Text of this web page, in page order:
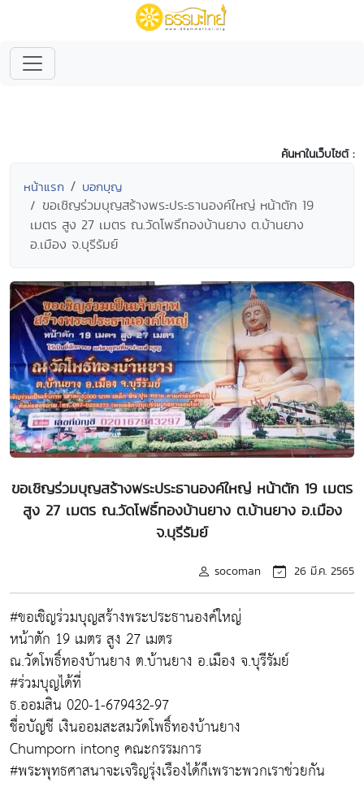
ค้นหาในเว็บไซต์ :
หน้าแรก บอกบุญ
ขอเชิญร่วมบุญสร้างพระประธานองค์ใหญ่ หน้าตัก 19
เมตร สูง 27 เมตร ณ.วัดโพธิ์ทองบ้านยาง ต.บ้านยาง
อ.เมือง จ.บุรีรัมย์
ขอเชิญร่วมบุญสร้างพระประธานองค์ใหญ่ หน้าตัก 19 เมตร
สูง 27 เมตร ณ.วัดโพธิ์ทองบ้านยาง ต.บ้านยาง อ.เมือง
จ.บุรีรัมย์
socoman 26 มี.ค. 2565
#ขอเชิญร่วมบุญสร้างพระประธานองค์ใหญ่
หน้าตัก 19 เมตร สูง 27 เมตร
ณ.วัดโพธิ์ทองบ้านยาง ต.บ้านยาง อ.เมือง จ.บุรีรัมย์
#ร่วมบุญได้ที่
ธ.ออมสิน 020-1-679432-97
ชื่อบัญชี เงินออมสะสมวัดโพธิ์ทองบ้านยาง
Chumporn intong คณะกรรมการ
#พระพุทธศาสนาจะเจริญรุ่งเรืองได้ก็เพราะพวกเราช่วยกัน